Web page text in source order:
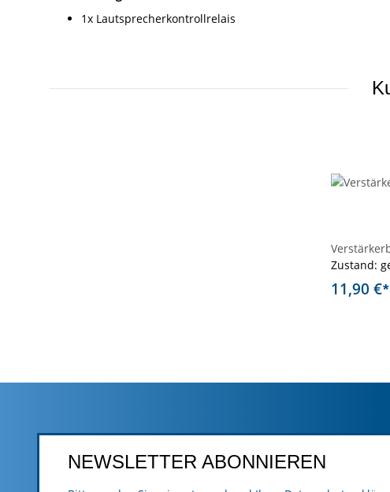
1x Lautsprecherkontrollrelais
Zustand:
11,90 €*
NEWSLETTER ABONNIEREN